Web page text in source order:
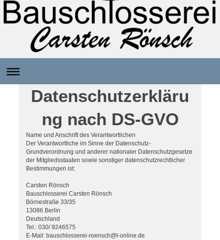
Datenschutzerkläru
ng nach DS-GVO
Name und Anschrift des Verantwortlichen
Der Verantwortliche im Sinne der Datenschutz-
Grundverordnung und anderer nationaler Datenschutzgesetze
der Mitgliedsstaaten sowie sonstiger datenschutzrechtlicher
Bestimmungen ist:
Carsten Rönsch
Bauschlosserei Carsten Rönsch
Börnestraße 33/35
13086 Berlin
Deutschland
Tel.: 030/ 9246575
E-Mail: bauschlosserei-roensch@t-online.de